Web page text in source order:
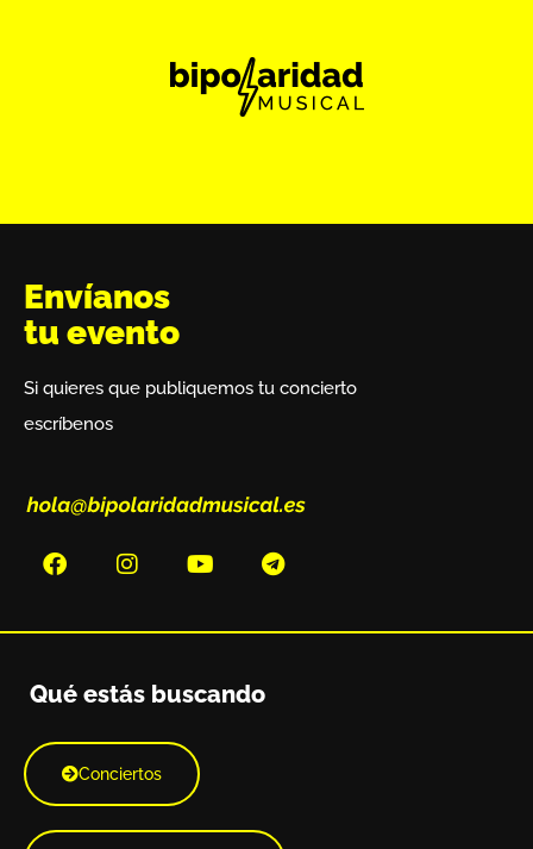
Envíanos
tu evento
Si quieres que publiquemos tu concierto
escríbenos
Qué estás buscando
Conciertos